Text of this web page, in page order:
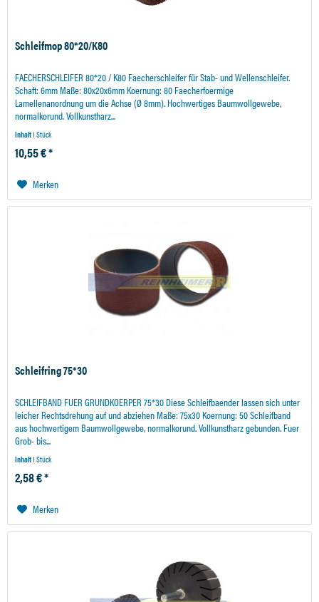
Schleifmop 80*20/K80
FAECHERSCHLEIFER 80*20 / K80 Faecherschleifer für Stab- und Wellenschleifer.
Schaft: 6mm Maße: 80x20x6mm Koernung: 80 Faecherfoermige
Lamellenanordnung um die Achse (Ø 8mm). Hochwertiges Baumwollgewebe,
normalkorund. Vollkunstharz...
Inhalt1 Stück
10,55 € *
Merken
Schleifring 75*30
SCHLEIFBAND FUER GRUNDKOERPER 75*30 Diese Schleifbaender lassen sich unter
leicher Rechtsdrehung auf und abziehen Maße: 75x30 Koernung: 50 Schleifband
aus hochwertigem Baumwollgewebe, normalkorund. Vollkunstharz gebunden. Fuer
Grob- bis...
Inhalt1 Stück
2,58 € *
Merken